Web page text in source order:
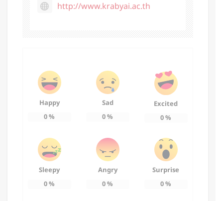
http://www.krabyai.ac.th
Happy
0%
Sad
0%
Excited
0%
Sleepy
0%
Angry
0%
Surprise
0%